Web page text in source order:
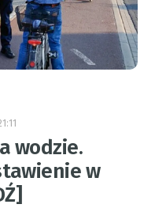
wodzie.
w